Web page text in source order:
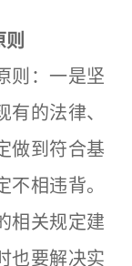
：一是坚
的法律、
做到符合基
相违背。
相关规定建
也要解决实